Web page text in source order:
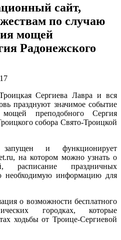
сайт,
по случаю
мощей
Радонежского
Сергиева Лавра и вся
празднуют значимое событие
преподобного Сергия
собора Свято-Троицкой
и функционирует
на котором можно узнать о
расписание праздничных
необходимую информацию для
о возможности бесплатного
городках, которые
ходьбы от Троице-Сергиевой